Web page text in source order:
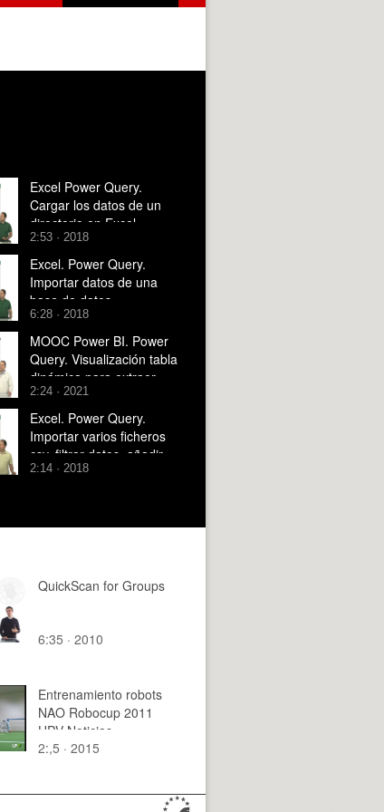
Excel Power Query.
Cargar los datos de un
directorio en Excel.
2:53 · 2018
Excel. Power Query.
Importar datos de una
base de datos
6:28 · 2018
MOOC Power BI. Power
Query. Visualización tabla
dinámica para extraer
datos de las consultas
2:24 · 2021
Excel. Power Query.
Importar varios ficheros
csv, filtrar datos, añadir
columnas de fecha
2:14 · 2018
QuickScan for Groups
6:35 · 2010
Entrenamiento robots
NAO Robocup 2011
UPV Noticias
2:,5 · 2015